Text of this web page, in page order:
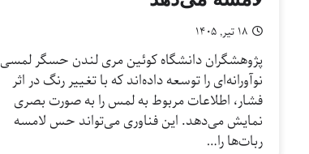
۱۸ تیر, ۱۴۰۵
پژوهشگران دانشگاه کوئین مری لندن حسگر لمسی
نوآورانه‌ای را توسعه داده‌اند که با تغییر رنگ در اثر
فشار، اطلاعات مربوط به لمس را به ‌صورت بصری
نمایش می‌دهد. این فناوری می‌تواند حس لامسه
ربات‌ها را…